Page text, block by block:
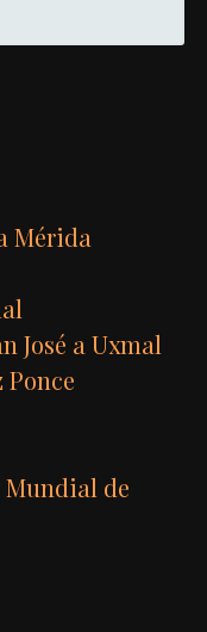
Mérida
José a Uxmal
Mundial de